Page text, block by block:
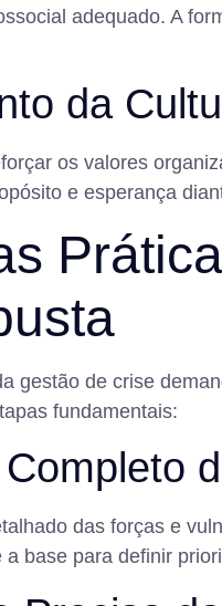
adequado. A
da
os valores
e esperança
gestão de crise
fundamentais:
das forças e
base para definir